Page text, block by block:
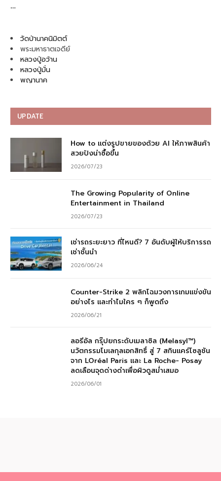
…
วัดป่านาคนิมิตต์
พระมหาธาตเจดีย์
หลวงปู่อว้าน
หลวงปู่มั่น
พญานาค
UPDATE
How to แต่งรูปขายของด้วย AI ให้ภาพสินค้า
สวยปังน่าซื้อขึ้น
2026/07/23
The Growing Popularity of Online
Entertainment in Thailand
2026/07/23
เช่ารถระยะยาว ที่ไหนดี? 7 อันดับผู้ให้บริการรถ
เช่าชั้นนำ
2026/06/24
Counter-Strike 2 พลิกโฉมวงการเกมแข่งขัน
อย่างไร และทำไมใคร ๆ ก็พูดถึง
2026/06/21
ลอรีอัล กรุ๊ปยกระดับเมลาซิล (Melasyl™)
นวัตกรรมโมเลกุลเอกสิทธิ์ สู่ 7 สกินแคร์โซลูชัน
จาก LOréal Paris และ La Roche- Posay
ลดเลือนจุดด่างดำเพื่อผิวดูสม่ำเสมอ
2026/06/01